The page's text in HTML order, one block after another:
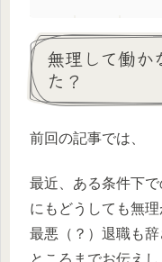
無理して働か
た？
前回の記事では、
最近、ある条件下
にもどうしても無
最悪（？）退職も